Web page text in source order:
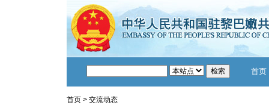
首页
首页 > 交流动态